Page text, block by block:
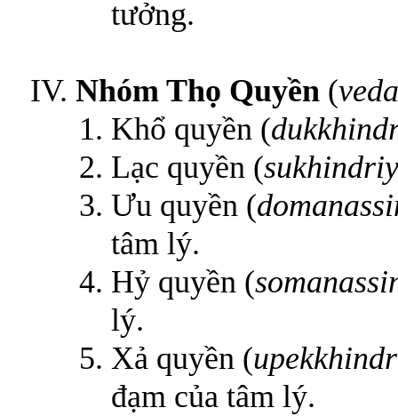
tưởng.
Nhóm Thọ Quyền (
Khổ quyền (
Lạc quyền (
Ưu quyền (
tâm lý.
Hỷ quyền (
lý.
Xả quyền (
đạm của tâm lý.